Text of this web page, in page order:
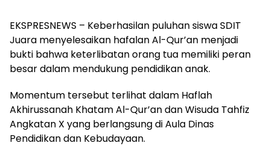
EKSPRESNEWS – Keberhasilan puluhan siswa SDIT
Juara menyelesaikan hafalan Al-Qur’an menjadi
bukti bahwa keterlibatan orang tua memiliki peran
besar dalam mendukung pendidikan anak.
Momentum tersebut terlihat dalam Haflah
Akhirussanah Khatam Al-Qur’an dan Wisuda Tahfiz
Angkatan X yang berlangsung di Aula Dinas
Pendidikan dan Kebudayaan.